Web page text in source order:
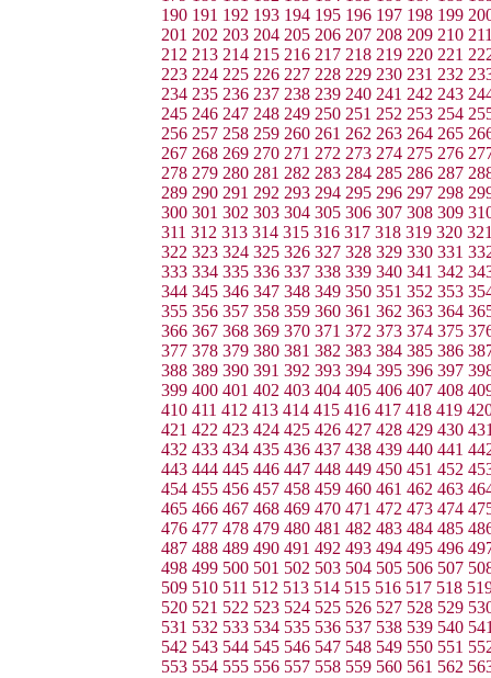
190 191 192 193 194 195 196 197 198 199
201 202 203 204 205 206 207 208 209 210
212 213 214 215 216 217 218 219 220 221
223 224 225 226 227 228 229 230 231 232
234 235 236 237 238 239 240 241 242 243
245 246 247 248 249 250 251 252 253 254
256 257 258 259 260 261 262 263 264 265
267 268 269 270 271 272 273 274 275 276
278 279 280 281 282 283 284 285 286 287
289 290 291 292 293 294 295 296 297 298
300 301 302 303 304 305 306 307 308 309
311 312 313 314 315 316 317 318 319 320
322 323 324 325 326 327 328 329 330 331
333 334 335 336 337 338 339 340 341 342
344 345 346 347 348 349 350 351 352 353
355 356 357 358 359 360 361 362 363 364
366 367 368 369 370 371 372 373 374 375
377 378 379 380 381 382 383 384 385 386
388 389 390 391 392 393 394 395 396 397
399 400 401 402 403 404 405 406 407 408
410 411 412 413 414 415 416 417 418 419
421 422 423 424 425 426 427 428 429 430
432 433 434 435 436 437 438 439 440 441
443 444 445 446 447 448 449 450 451 452
454 455 456 457 458 459 460 461 462 463
465 466 467 468 469 470 471 472 473 474
476 477 478 479 480 481 482 483 484 485
487 488 489 490 491 492 493 494 495 496
498 499 500 501 502 503 504 505 506 507
509 510 511 512 513 514 515 516 517 518
520 521 522 523 524 525 526 527 528 529
531 532 533 534 535 536 537 538 539 540
542 543 544 545 546 547 548 549 550 551
553 554 555 556 557 558 559 560 561 562